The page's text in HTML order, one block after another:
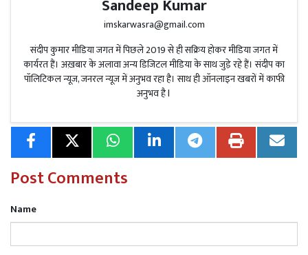
सितंबर, हिमाचल प्रदेश में 13 और 14 सितंबर, तथा उत्तराखंड में 12 से
15 सितंबर के बीच भारी बारिश की संभावना जताई गई है। दक्षिण
भारत में गरज-चमक के साथ बारिश हो सकती है, जबकि पूर्वी भारत
में आने वाले सप्ताह में भारी से बहुत भारी बारिश की उम्मीद है।
सिक्किम में आज ऑरेंज अलर्ट भी जारी किया गया है।
Read More दहेज हत्या में फरार सास भी गिरफ्तार, तीनों
Sandeep Kumar
imskarwasra@gmail.com
संदीप कुमार मीडिया जगत में पिछले 2019 से ही सक्रिय होकर मीडिया जगत में
कार्यरत हैं। अख़बार के अलावा अन्य डिजिटल मीडिया के साथ जुड़े रहे हैं। संदीप का
पॉलिटिकल न्यूज, जनरल न्यूज में अनुभव रहा है। साथ ही ऑनलाइन खबरों में काफी
अनुभव है l
Post Comments
Name